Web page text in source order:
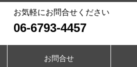
お気軽にお問合せください
06-6793-4457
お問合せ